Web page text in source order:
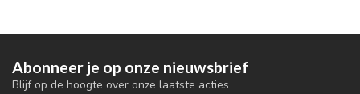
Abonneer je op onze nieuwsbrief
Blijf op de hoogte over onze laatste acties